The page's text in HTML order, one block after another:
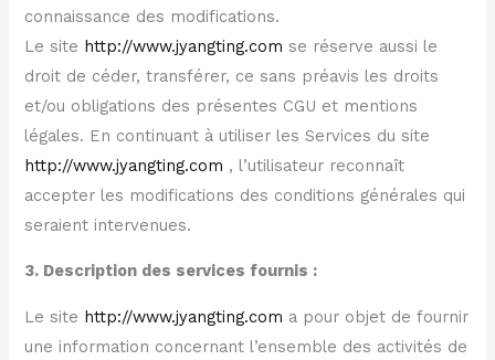
connaissance des modifications.
Le site http://www.jyangting.com se réserve aussi le
droit de céder, transférer, ce sans préavis les droits
et/ou obligations des présentes CGU et mentions
légales. En continuant à utiliser les Services du site
http://www.jyangting.com , l’utilisateur reconnaît
accepter les modifications des conditions générales qui
seraient intervenues.
3. Description des services fournis :
Le site http://www.jyangting.com a pour objet de fournir
une information concernant l’ensemble des activités de